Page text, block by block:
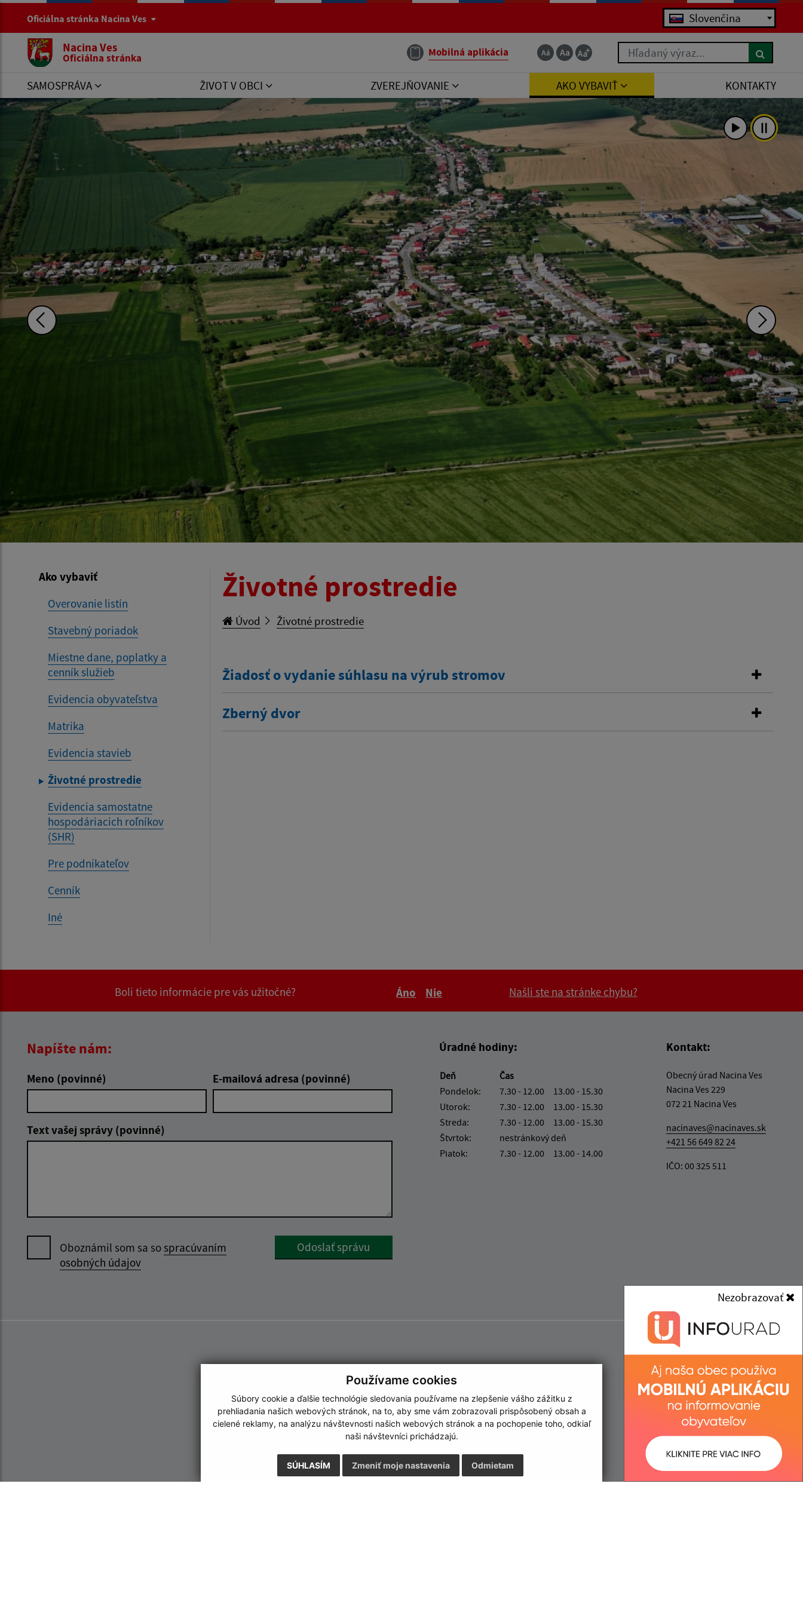
Používame cookies
Súbory cookie a ďalšie technológie sledovania používame na zlepšenie vášho zážitku z
prehliadania našich webových stránok, na to, aby sme vám zobrazovali prispôsobený obsah a
cielené reklamy, na analýzu návštevnosti našich webových stránok a na pochopenie toho, odkiaľ
naši návštevníci prichádzajú.
SÚHLASÍM Odmietam
Zmeniť moje nastavenia
Nezobrazovať
Oficiálna stránka Nacina Ves Jazyk Slovenčina
Nacina Ves
Oficiálna stránka Mobilná aplikácia Hľadaný výraz...
SAMOSPRÁVA ŽIVOT V OBCI ZVEREJŇOVANIE AKO VYBAVIŤ KONTAKTY
Ako vybaviť
Overovanie listín
Stavebný poriadok
Miestne dane, poplatky a
cenník služieb
Evidencia obyvateľstva
Matrika
Evidencia stavieb
Životné prostredie
Evidencia samostatne
hospodáriacich roľníkov
(SHR)
Pre podnikateľov
Cenník
Iné
Životné prostredie
Úvod Životné prostredie
Žiadosť o vydanie súhlasu na výrub stromov
Zberný dvor
Boli tieto informácie pre vás užitočné?
Áno
Nie
Našli ste na stránke chybu?
Napíšte nám:
Meno (povinné) E-mailová adresa (povinné)
Text vašej správy (povinné)
Oboznámil som sa sospracúvaním
osobných údajov
Odoslať správu
Úradné hodiny:
Deň
Čas
Pondelok:
7.30 - 12.00 13.00 - 15.30
Utorok:
7.30 - 12.00 13.00 - 15.30
Streda:
7.30 - 12.00 13.00 - 15.30
Štvrtok:
nestránkový deň
Piatok:
7.30 - 12.00 13.00 - 14.00
Kontakt:
Obecný úrad Nacina Ves
Nacina Ves 229
072 21 Nacina Ves
nacinaves@nacinaves.sk
+421 56 649 82 24
IČO: 00 325 511